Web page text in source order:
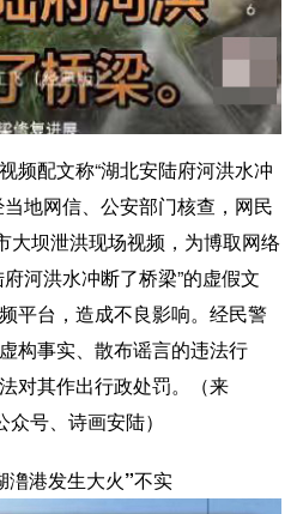
频配文称“湖北安陆府河洪水冲
地网信、公安部门核查，网民
大坝泄洪现场视频，为博取网络
河洪水冲断了桥梁”的虚假文
平台，造成不良影响。经民警
构事实、散布谣言的违法行
对其作出行政处罚。（来
号、诗画安陆）
澛港发生大火”不实